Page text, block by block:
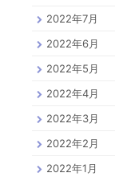
2022年7月
2022年6月
2022年5月
2022年4月
2022年3月
2022年2月
2022年1月